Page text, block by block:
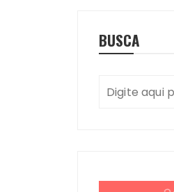
BUSCA